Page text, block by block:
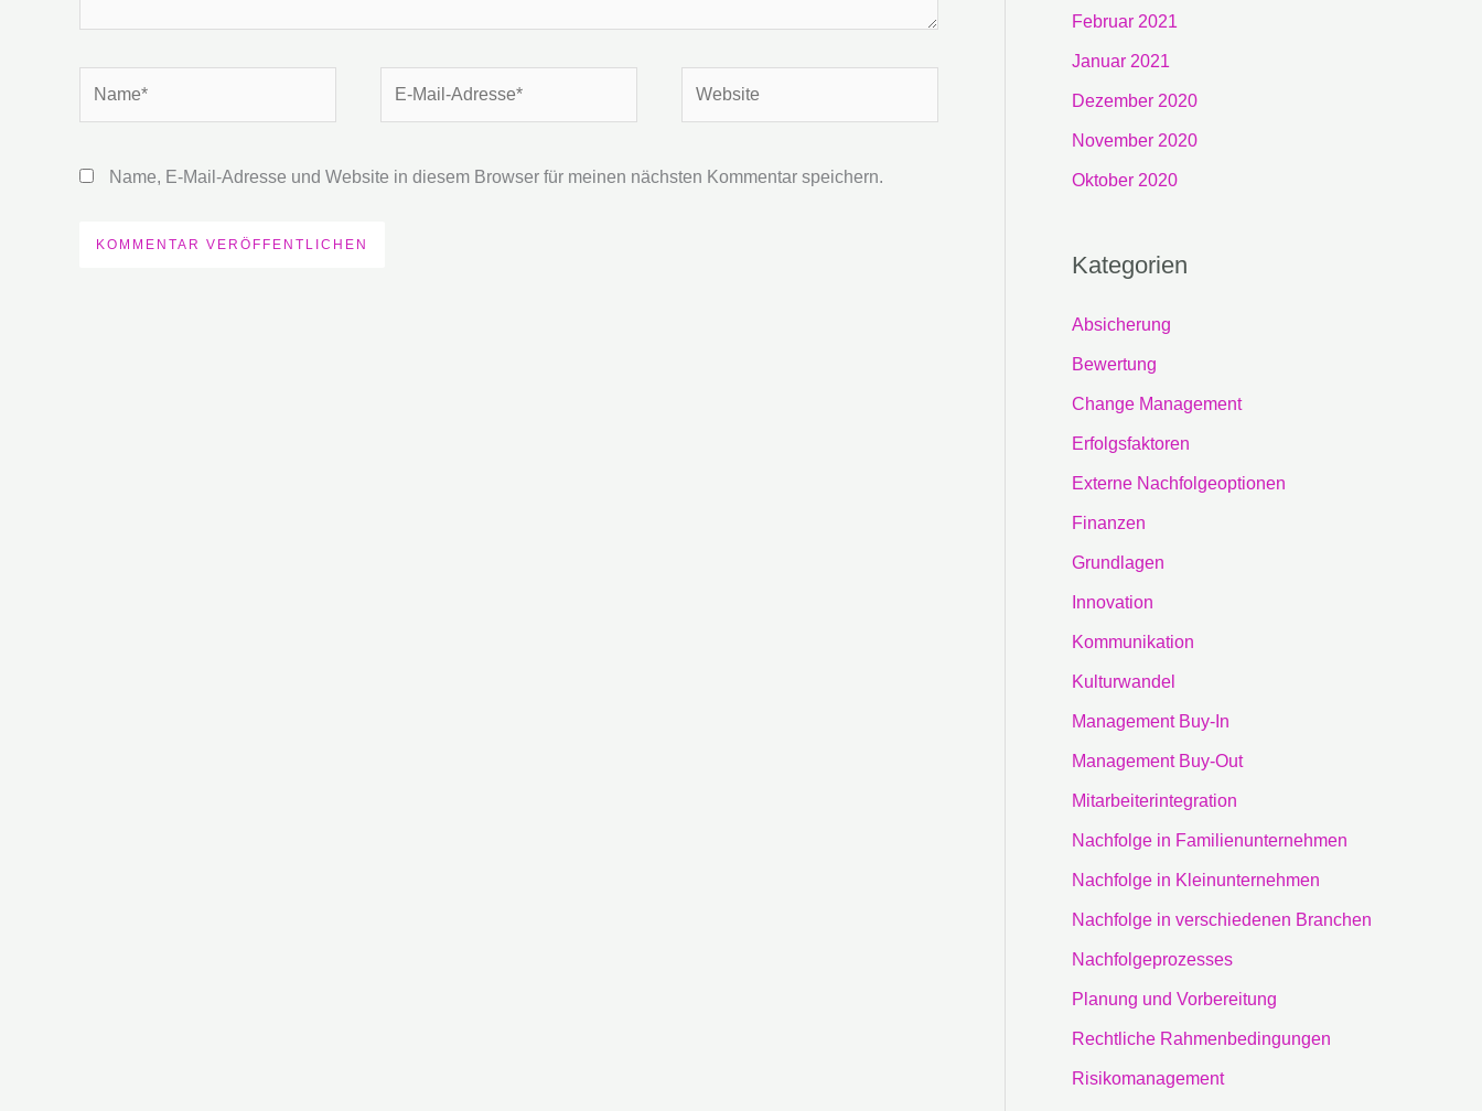
Mail-
Name, E-Mail-Adresse und Website in diesem Browser für meinen nächsten Kommentar speichern.
Februar 2021
Januar 2021
Dezember 2020
November 2020
Oktober 2020
Kategorien
Absicherung
Bewertung
Change Management
Erfolgsfaktoren
Externe Nachfolgeoptionen
Finanzen
Grundlagen
Innovation
Kommunikation
Kulturwandel
Management Buy-In
Management Buy-Out
Mitarbeiterintegration
Nachfolge in Familienunternehmen
Nachfolge in Kleinunternehmen
Nachfolge in verschiedenen Branchen
Nachfolgeprozesses
Planung und Vorbereitung
Rechtliche Rahmenbedingungen
Risikomanagement